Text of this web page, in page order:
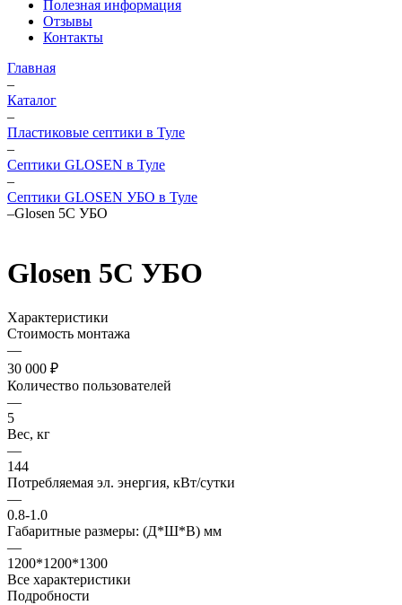
Полезная информация
Отзывы
Контакты
Главная
–
Каталог
–
Пластиковые септики в Туле
–
Септики GLOSEN в Туле
–
Септики GLOSEN УБО в Туле
–Glosen 5C УБО
Glosen 5C УБО
Характеристики
Стоимость монтажа
—
30 000 ₽
Количество пользователей
—
5
Вес, кг
—
144
Потребляемая эл. энергия, кВт/сутки
—
0.8-1.0
Габаритные размеры: (Д*Ш*В) мм
—
1200*1200*1300
Все характеристики
Подробности